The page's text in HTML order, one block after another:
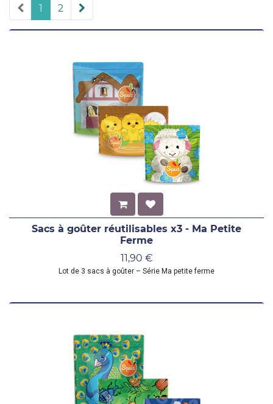
1 2
Sacs à goûter réutilisables x3 - Ma Petite
Ferme
11,90 €
Lot de 3 sacs à goûter – Série Ma petite ferme